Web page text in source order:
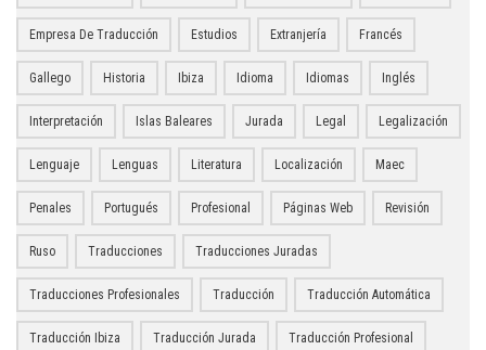
Empresa De Traducción Estudios Extranjería Francés
Gallego Historia Ibiza Idioma Idiomas Inglés
Interpretación Islas Baleares Jurada Legal Legalización
Lenguaje Lenguas Literatura Localización Maec
Penales Portugués Profesional Páginas Web Revisión
Ruso Traducciones Traducciones Juradas
Traducciones Profesionales Traducción Traducción Automática
Traducción Ibiza Traducción Jurada Traducción Profesional